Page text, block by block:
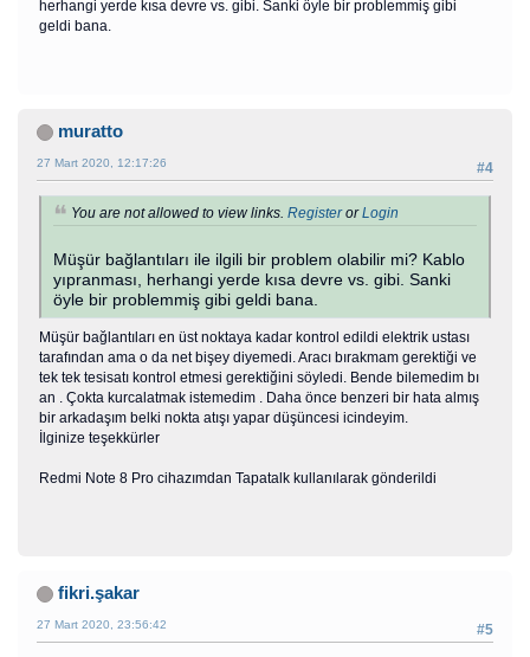
herhangi yerde kısa devre vs. gibi. Sanki öyle bir problemmiş gibi
geldi bana.
muratto
#4
27 Mart 2020, 12:17:26
You are not allowed to view links. RegisterorLogin
Müşür bağlantıları ile ilgili bir problem olabilir mi? Kablo
yıpranması, herhangi yerde kısa devre vs. gibi. Sanki
öyle bir problemmiş gibi geldi bana.
Müşür bağlantıları en üst noktaya kadar kontrol edildi elektrik ustası
tarafından ama o da net bişey diyemedi. Aracı bırakmam gerektiği ve
tek tek tesisatı kontrol etmesi gerektiğini söyledi. Bende bilemedim bı
an . Çokta kurcalatmak istemedim . Daha önce benzeri bir hata almış
bir arkadaşım belki nokta atışı yapar düşüncesi icindeyim.
İlginize teşekkürler
Redmi Note 8 Pro cihazımdan Tapatalk kullanılarak gönderildi
fikri.şakar
#5
27 Mart 2020, 23:56:42